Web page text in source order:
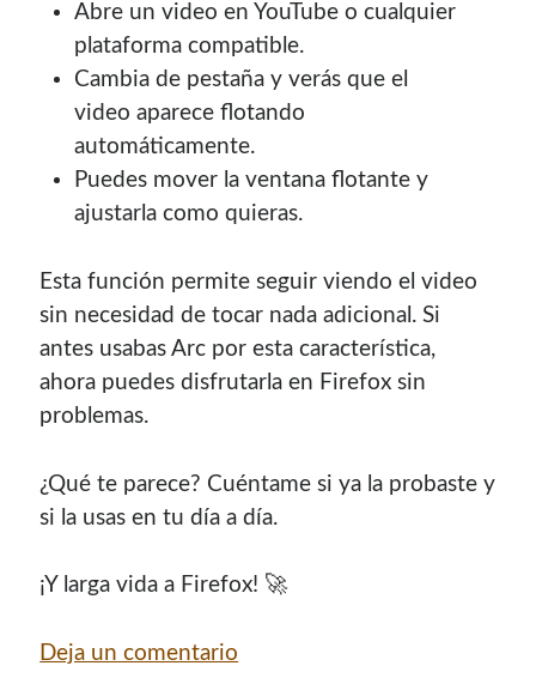
Abre un video en YouTube o cualquier
plataforma compatible.
Cambia de pestaña y verás que el
video aparece flotando
automáticamente.
Puedes mover la ventana flotante y
ajustarla como quieras.
Esta función permite seguir viendo el video
sin necesidad de tocar nada adicional. Si
antes usabas Arc por esta característica,
ahora puedes disfrutarla en Firefox sin
problemas.
¿Qué te parece? Cuéntame si ya la probaste y
si la usas en tu día a día.
¡Y larga vida a Firefox! 🚀
Deja un comentario